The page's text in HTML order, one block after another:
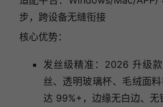
步，跨设备无缝衔接
核心优势：
发丝级精准：2026 升级
丝、透明玻璃杯、毛绒面
达 99%+，边缘无白边、无